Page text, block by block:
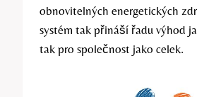
obnovitelných energetických
systém tak přináší řadu výhod
tak pro společnost jako celek.